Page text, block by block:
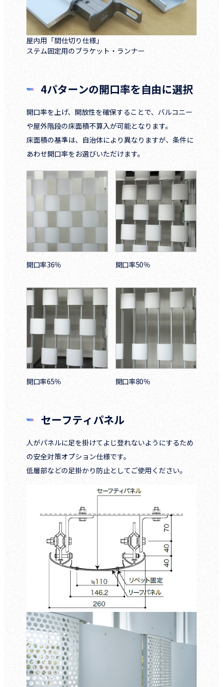
屋内用「間仕切り仕様」
ステム固定用のブラケット・ランナー
4パターンの開口率を自由に選択
開口率を上げ、開放性を確保することで、バルコニー
や屋外階段の床面積不算入が可能となります。
床面積の基準は、自治体により異なりますが、条件に
あわせ開口率をお選びいただけます。
開口率36％ 開口率50％
開口率65％ 開口率80％
セーフティパネル
人がパネルに足を掛けてよじ登れないようにするため
の安全対策オプション仕様です。
低層部などの足掛かり防止としてご使用ください。